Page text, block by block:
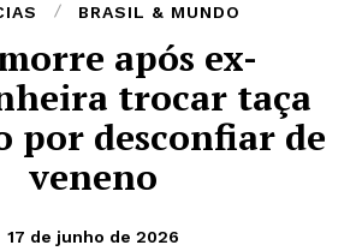
BRASIL & MUNDO
após ex-
trocar taça
por desconfiar de
veneno
17 de junho de 2026